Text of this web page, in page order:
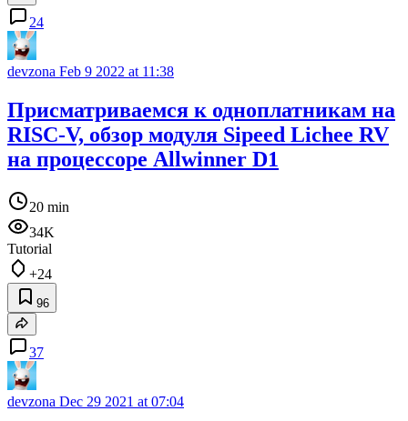
24
devzona Feb 9 2022 at 11:38
Присматриваемся к одноплатникам на
RISC-V, обзор модуля Sipeed Lichee RV
на процессоре Allwinner D1
20 min
34K
Tutorial
+24
96
37
devzona Dec 29 2021 at 07:04